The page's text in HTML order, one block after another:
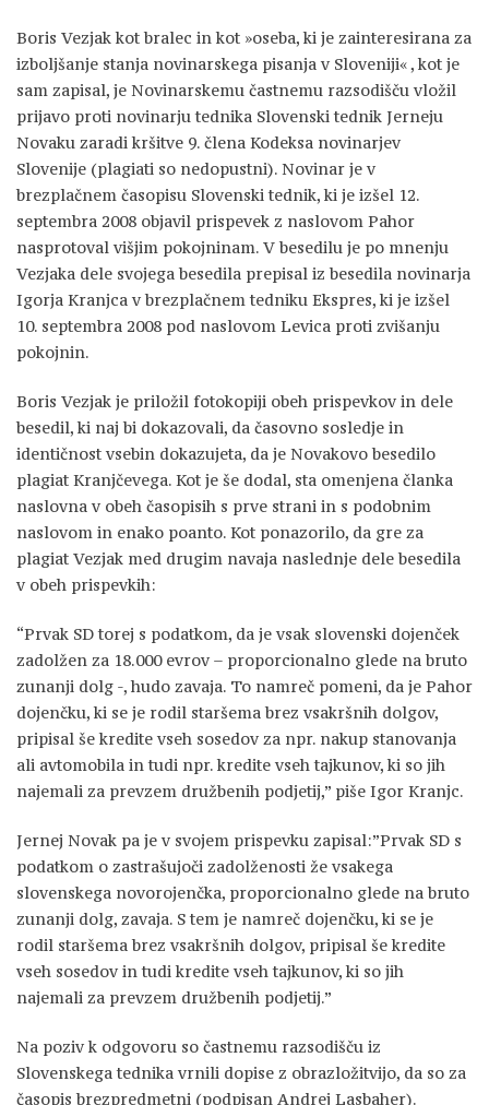
Boris Vezjak kot bralec in kot »oseba, ki je zainteresirana za
izboljšanje stanja novinarskega pisanja v Sloveniji« , kot je
sam zapisal, je Novinarskemu častnemu razsodišču vložil
prijavo proti novinarju tednika Slovenski tednik Jerneju
Novaku zaradi kršitve 9. člena Kodeksa novinarjev
Slovenije (plagiati so nedopustni). Novinar je v
brezplačnem časopisu Slovenski tednik, ki je izšel 12.
septembra 2008 objavil prispevek z naslovom Pahor
nasprotoval višjim pokojninam. V besedilu je po mnenju
Vezjaka dele svojega besedila prepisal iz besedila novinarja
Igorja Kranjca v brezplačnem tedniku Ekspres, ki je izšel
10. septembra 2008 pod naslovom Levica proti zvišanju
pokojnin.
Boris Vezjak je priložil fotokopiji obeh prispevkov in dele
besedil, ki naj bi dokazovali, da časovno sosledje in
identičnost vsebin dokazujeta, da je Novakovo besedilo
plagiat Kranjčevega. Kot je še dodal, sta omenjena članka
naslovna v obeh časopisih s prve strani in s podobnim
naslovom in enako poanto. Kot ponazorilo, da gre za
plagiat Vezjak med drugim navaja naslednje dele besedila
v obeh prispevkih:
“Prvak SD torej s podatkom, da je vsak slovenski dojenček
zadolžen za 18.000 evrov – proporcionalno glede na bruto
zunanji dolg -, hudo zavaja. To namreč pomeni, da je Pahor
dojenčku, ki se je rodil staršema brez vsakršnih dolgov,
pripisal še kredite vseh sosedov za npr. nakup stanovanja
ali avtomobila in tudi npr. kredite vseh tajkunov, ki so jih
najemali za prevzem družbenih podjetij,” piše Igor Kranjc.
Jernej Novak pa je v svojem prispevku zapisal:”Prvak SD s
podatkom o zastrašujoči zadolženosti že vsakega
slovenskega novorojenčka, proporcionalno glede na bruto
zunanji dolg, zavaja. S tem je namreč dojenčku, ki se je
rodil staršema brez vsakršnih dolgov, pripisal še kredite
vseh sosedov in tudi kredite vseh tajkunov, ki so jih
najemali za prevzem družbenih podjetij.”
Na poziv k odgovoru so častnemu razsodišču iz
Slovenskega tednika vrnili dopise z obrazložitvijo, da so za
časopis brezpredmetni (podpisan Andrej Lasbaher).